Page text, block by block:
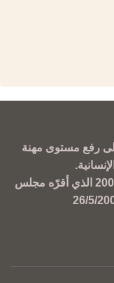
رفع مستوى مهنة
تم إنشاؤه بموجب القانون رقم/14/ للعام 2005 الذي أقرّه مجلس